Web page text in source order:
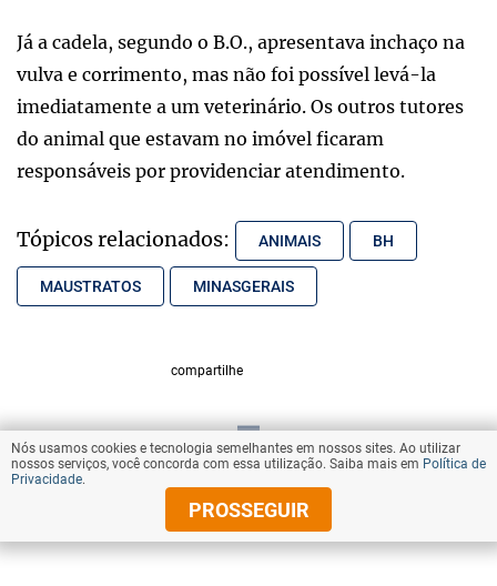
Já a cadela, segundo o B.O., apresentava inchaço na
vulva e corrimento, mas não foi possível levá-la
imediatamente a um veterinário. Os outros tutores
do animal que estavam no imóvel ficaram
responsáveis por providenciar atendimento.
Tópicos relacionados: ANIMAIS BH
MAUSTRATOS MINASGERAIS
compartilhe
VOLTAR AO TOPO
© Copyright 2025 Diários Associados
Nós usamos cookies e tecnologia semelhantes em nossos sites. Ao utilizar
nossos serviços, você concorda com essa utilização. Saiba mais em Política de
Privacidade.
PROSSEGUIR